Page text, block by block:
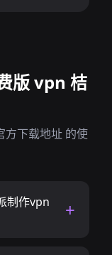
版 vpn 桔
方下载地址 的使
制作vpn